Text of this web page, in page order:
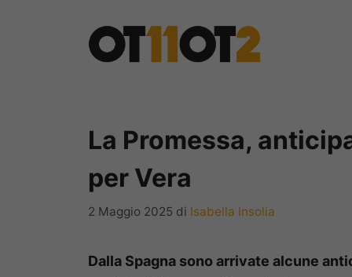
La Promessa,
per Vera
2 Maggio 2025 di Isabella Insolia
Dalla Spagna sono arrivate alcune